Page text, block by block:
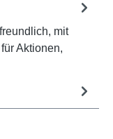
mit
Aktionen,